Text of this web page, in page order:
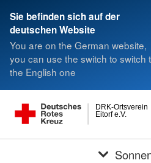
Sie befinden sich auf der
deutschen Website
You are on the German website,
you can use the switch to switch
the English one
Eitorf e.V.
DRK-Ortsverein